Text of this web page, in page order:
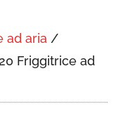
ad aria /
Friggitrice ad